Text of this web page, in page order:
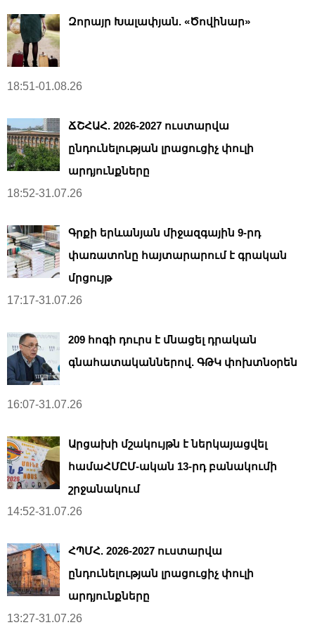
Զորայր Խալափյան. «Ծովինար»
18:51-01.08.26
ՃՇՀԱՀ. 2026-2027 ուստարվա
ընդունելության լրացուցիչ փուլի
արդյունքները
18:52-31.07.26
Գրքի երևանյան միջազգային 9-րդ
փառատոնը հայտարարում է գրական
մրցույթ
17:17-31.07.26
209 հոգի դուրս է մնացել դրական
գնահատականներով. ԳԹԿ փոխտնօրեն
16:07-31.07.26
Արցախի մշակույթն է ներկայացվել
համաՀՄԸՄ-ական 13-րդ բանակումի
շրջանակում
14:52-31.07.26
ՀՊՄՀ. 2026-2027 ուստարվա
ընդունելության լրացուցիչ փուլի
արդյունքները
13:27-31.07.26